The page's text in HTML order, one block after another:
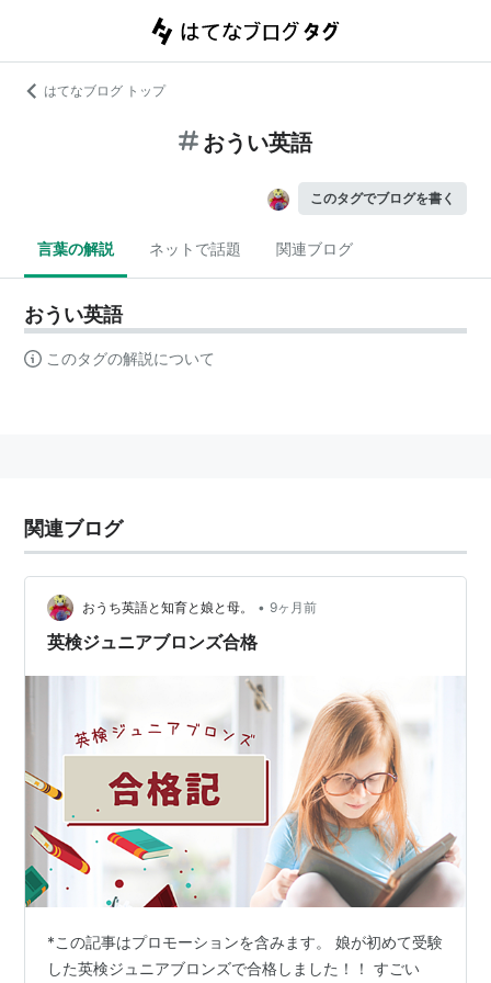
はてなブログ トップ
おうい英語
このタグでブログを書く
言葉の解説 ネットで話題 関連ブログ
おうい英語
このタグの解説について
関連ブログ
おうち英語と知育と娘と母。 • 9ヶ月前
英検ジュニアブロンズ合格
*この記事はプロモーションを含みます。 娘が初めて受験
した英検ジュニアブロンズで合格しました！！ すごい